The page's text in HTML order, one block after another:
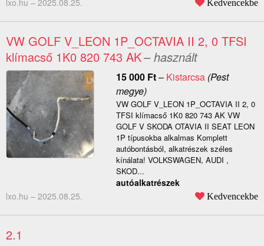
lxo.hu – 2025.08.25. Kedvencekbe
VW GOLF V_LEON 1P_OCTAVIA II 2, 0 TFSI
klímacső 1K0 820 743 AK– használt
15 000 Ft– Kistarcsa(Pest
megye)
VW GOLF V_LEON 1P_OCTAVIA II 2, 0
TFSI klímacső 1K0 820 743 AK VW
GOLF V SKODA OTAVIA II SEAT LEON
1P típusokba alkalmas Komplett
autóbontásból, alkatrészek széles
kínálata! VOLKSWAGEN, AUDI ,
SKOD...
autóalkatrészek
lxo.hu – 2025.08.25. Kedvencekbe
2.1